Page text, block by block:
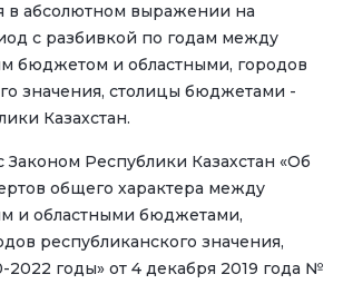
в абсолютном выражении на
с разбивкой по годам между
бюджетом и областными, городов
значения, столицы бюджетами -
Казахстан.
Законом Республики Казахстан «Об
общего характера между
и областными бюджетами,
республиканского значения,
2022 годы» от 4 декабря 2019 года №